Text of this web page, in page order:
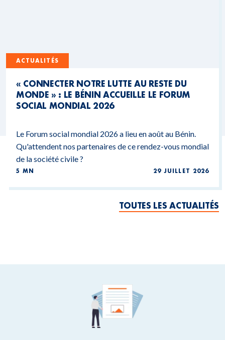
ACTUALITÉS
« CONNECTER NOTRE LUTTE AU RESTE DU
MONDE » : LE BÉNIN ACCUEILLE LE FORUM
SOCIAL MONDIAL 2026
Le Forum social mondial 2026 a lieu en août au Bénin.
Qu'attendent nos partenaires de ce rendez-vous mondial
de la société civile ?
5 MN 29 JUILLET 2026
TOUTES LES ACTUALITÉS